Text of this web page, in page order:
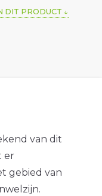
DIT PRODUCT
van dit
er
gebied van